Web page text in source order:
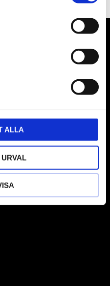
ALLA
Tools verktyg, ATH billyftar
Kontakta oss
vårt yttersta för att hjälpa